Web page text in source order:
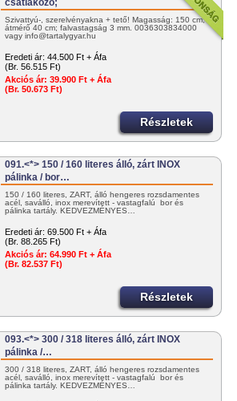
csatlakozó;
Szivattyú-, szerelvényakna + tető! Magasság: 150 cm;
átmérő 40 cm; falvastagság 3 mm. 0036303834000
vagy info@tartalygyar.hu
Eredeti ár: 44.500 Ft + Áfa
(Br. 56.515 Ft)
Akciós ár: 39.900 Ft + Áfa
(Br. 50.673 Ft)
Részletek
091.<*> 150 / 160 literes álló, zárt INOX
pálinka / bor…
150 / 160 literes, ZÁRT, álló hengeres rozsdamentes
acél, saválló, inox merevített - vastagfalú bor és
pálinka tartály. KEDVEZMÉNYES…
Eredeti ár: 69.500 Ft + Áfa
(Br. 88.265 Ft)
Akciós ár: 64.990 Ft + Áfa
(Br. 82.537 Ft)
Részletek
093.<*> 300 / 318 literes álló, zárt INOX
pálinka /…
300 / 318 literes, ZÁRT, álló hengeres rozsdamentes
acél, saválló, inox merevített - vastagfalú bor és
pálinka tartály. KEDVEZMÉNYES…